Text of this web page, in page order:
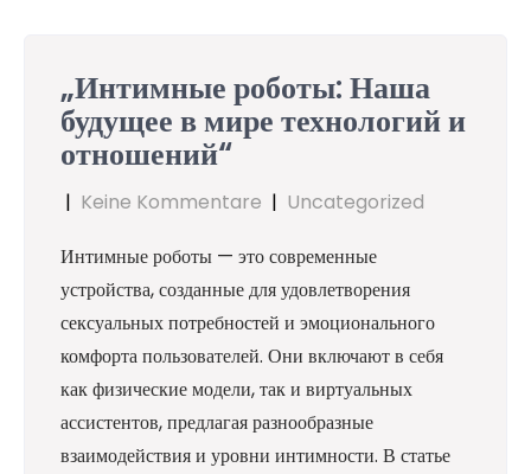
„Интимные роботы: Наша
будущее в мире технологий и
отношений“
| Keine Kommentare | Uncategorized
Интимные роботы — это современные
устройства, созданные для удовлетворения
сексуальных потребностей и эмоционального
комфорта пользователей. Они включают в себя
как физические модели, так и виртуальных
ассистентов, предлагая разнообразные
взаимодействия и уровни интимности. В статье